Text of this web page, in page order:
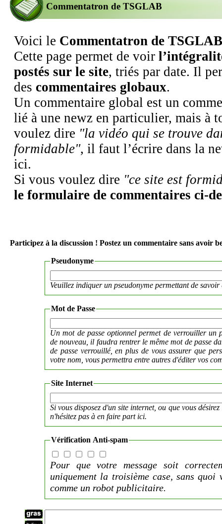
Commentatron de TSGLAB
Voici le Commentatron de TSGLAB
Cette page permet de voir
postés sur le site, triés par date. Il
des commentaires globaux.
Un commentaire global est un
lié à une newz en particulier, mais à
voulez dire "la vidéo qui se trouve
formidable", il faut l’écrire dans la
ici.
Si vous voulez dire "ce site est
le formulaire de commentaires ci-
Participez à la discussion ! Postez un commentaire sans avoir
Pseudonyme
Veuillez indiquer un pseudonyme permettant de savoir
Mot de Passe
Un mot de passe optionnel permet de verrouiller un
de nouveau, il faudra rentrer le même mot de passe
de passe verrouillé, en plus de vous assurer que
votre nom, vous permettra entre autres d'éditer vos
Site Internet
Si vous disposez d'un site internet, ou que vous
n'hésitez pas à en faire part ici.
Vérification Anti-spam
Pour que votre message soit
uniquement la troisième case, sans quoi
comme un robot publicitaire.